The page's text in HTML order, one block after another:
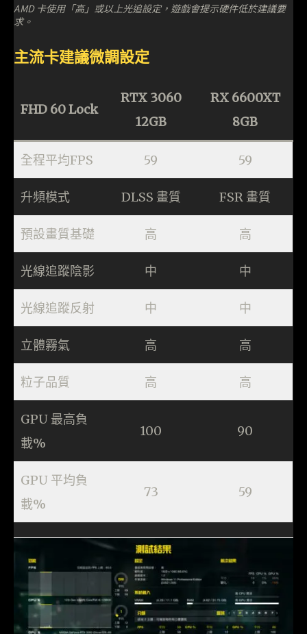
AMD 卡使用「高」或以上光追設定，遊戲會提示硬件低於建議要
求。
主流卡建議微調設定
FHD 60 Lock
RTX 3060
12GB
RX 6600XT
8GB
全程平均FPS 59 59
升頻模式 DLSS 畫質 FSR 畫質
預設畫質基礎 高 高
光線追蹤陰影 中 中
光線追蹤反射 中 中
立體霧氣 高 高
粒子品質 高 高
GPU 最高負
載%
100 90
GPU 平均負
載%
73 59